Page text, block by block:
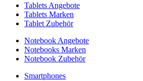
Tablets Angebote
Tablets Marken
Tablet Zubehör
Notebook Angebote
Notebooks Marken
Notebook Zubehör
Smartphones